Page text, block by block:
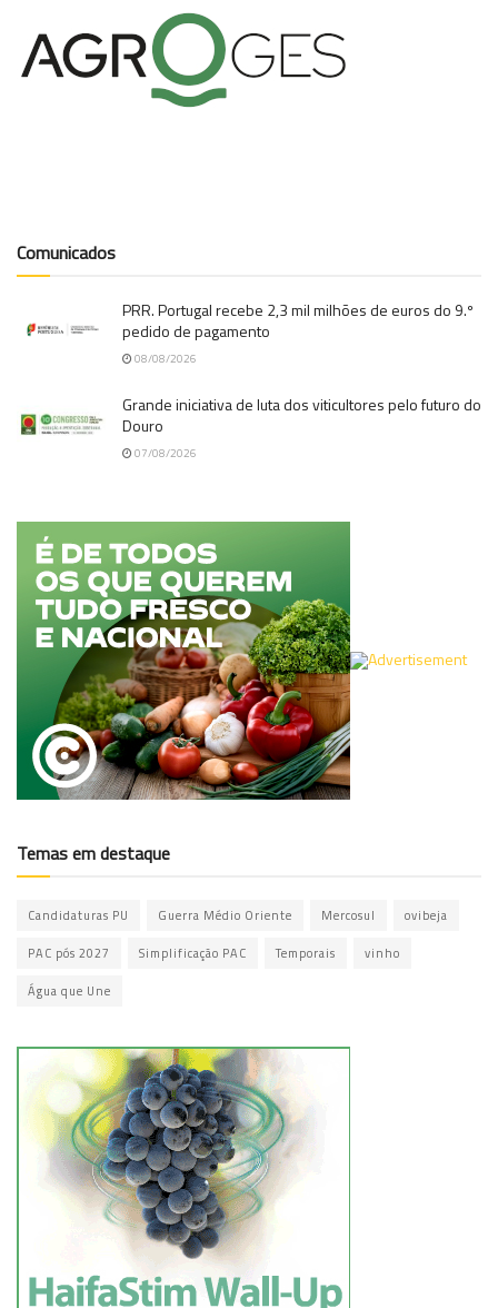
Comunicados
PRR. Portugal recebe 2,3 mil milhões de euros do 9.º
pedido de pagamento
08/08/2026
Grande iniciativa de luta dos viticultores pelo futuro do
Douro
07/08/2026
Temas em destaque
Candidaturas PU Guerra Médio Oriente Mercosul ovibeja
PAC pós 2027 Simplificação PAC Temporais vinho
Água que Une